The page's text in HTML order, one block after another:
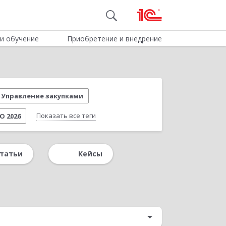
обучение Приобретение и внедрение
Управление закупками
2026 Показать все теги
документооборот Доклады клиентов
Кейсы